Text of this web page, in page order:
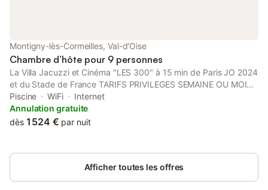
Montigny-lès-Cormeilles, Val-d'Oise
Chambre d’hôte pour 9 personnes
La Villa Jacuzzi et Cinéma "LES 300" à 15 min de Paris JO 2024
et du Stade de France TARIFS PRIVILEGES SEMAINE OU MOIS
DISPONIBLE is situated in Montigny-lès-Cormeilles and has a
pool with a view and pool views.
Piscine WiFi
Internet
Annulation gratuite
dès 1 524 € par nuit
Afficher toutes les offres